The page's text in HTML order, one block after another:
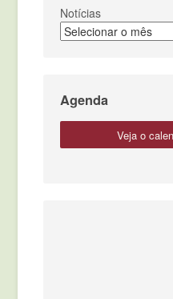
Notícias
Agenda
veja o